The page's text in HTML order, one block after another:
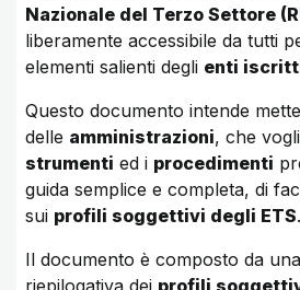
Nazionale del Terzo Settore
liberamente accessibile da tutti
elementi salienti degli enti
Questo documento intende
delle amministrazioni, che
strumenti ed i procedimenti
guida semplice e completa, di
sui profili soggettivi degli ETS.
Il documento è composto da una